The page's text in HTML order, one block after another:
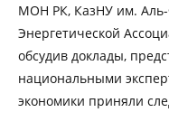
МОН РК, КазНУ им. Аль-
Энергетической
обсудив доклады,
национальными
экономики приняли